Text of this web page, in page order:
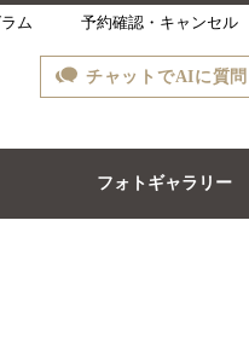
ム 予約確認・キャンセル
チャットでAIに質問
フォトギャラリー